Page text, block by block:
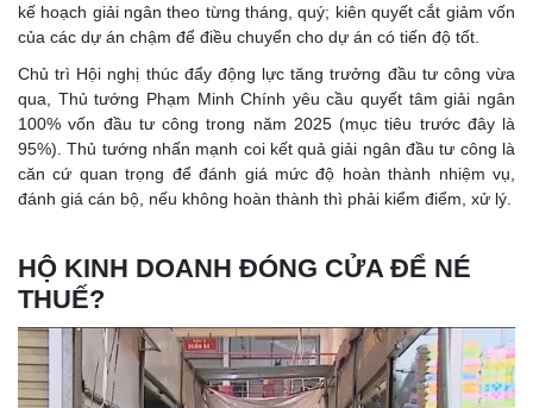
kế hoạch giải ngân theo từng tháng, quý; kiên quyết cắt giảm vốn
của các dự án chậm để điều chuyển cho dự án có tiến độ tốt.
Chủ trì Hội nghị thúc đẩy động lực tăng trưởng đầu tư công vừa
qua, Thủ tướng Phạm Minh Chính yêu cầu quyết tâm giải ngân
100% vốn đầu tư công trong năm 2025 (mục tiêu trước đây là
95%). Thủ tướng nhấn mạnh coi kết quả giải ngân đầu tư công là
căn cứ quan trọng để đánh giá mức độ hoàn thành nhiệm vụ,
đánh giá cán bộ, nếu không hoàn thành thì phải kiểm điểm, xử lý.
HỘ KINH DOANH ĐÓNG CỬA ĐỂ NÉ
THUẾ?